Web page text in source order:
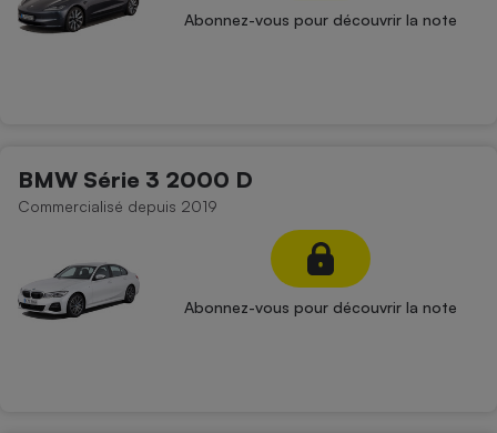
Abonnez-vous pour découvrir la note
BMW Série 3 2000 D
Commercialisé depuis 2019
Abonnez-vous pour découvrir la note